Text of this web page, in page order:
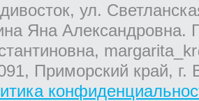
ул.
Яна Александровна.
Приморский край,